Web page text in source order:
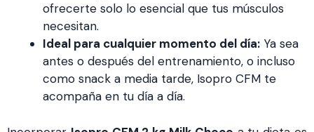
ofrecerte solo lo esencial que tus músculos
necesitan.
Ideal para cualquier momento del día: Ya sea
antes o después del entrenamiento, o incluso
como snack a media tarde, Isopro CFM te
acompaña en tu día a día.